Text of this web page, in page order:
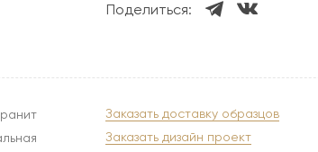
Поделиться:
Заказать доставку образцов
Заказать дизайн проект